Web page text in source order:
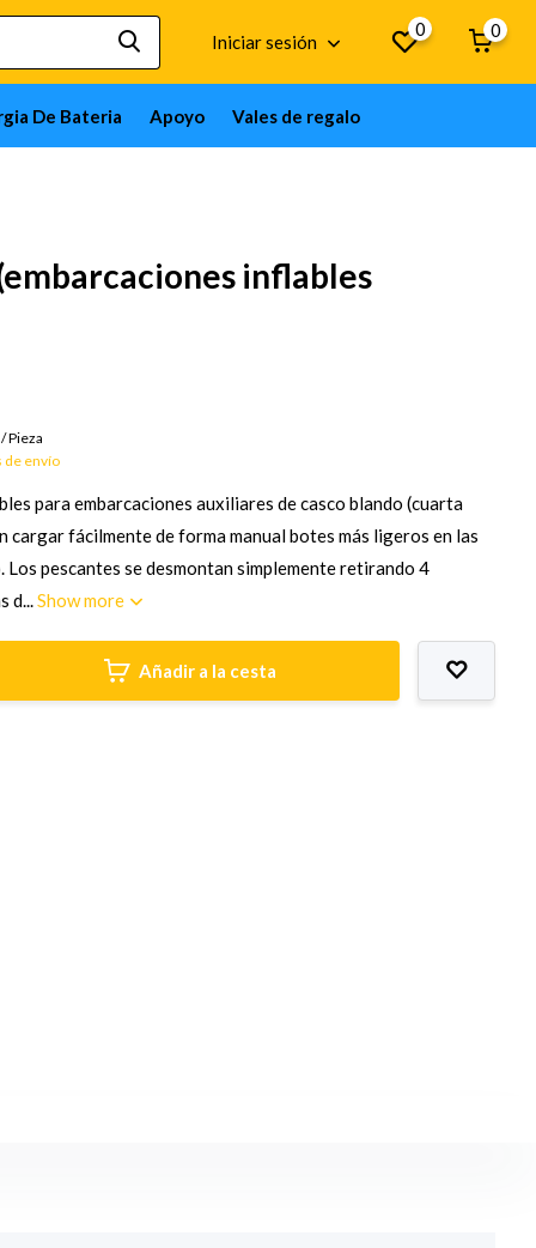
Iniciar sesión
0 0
De Bateria Apoyo Vales de regalo
inflables
/Pieza
de envío
para embarcaciones auxiliares de casco blando (cuarta
cargar fácilmente de forma manual botes más ligeros en las
Los pescantes se desmontan simplemente retirando 4
d...Show more
Añadir a la cesta